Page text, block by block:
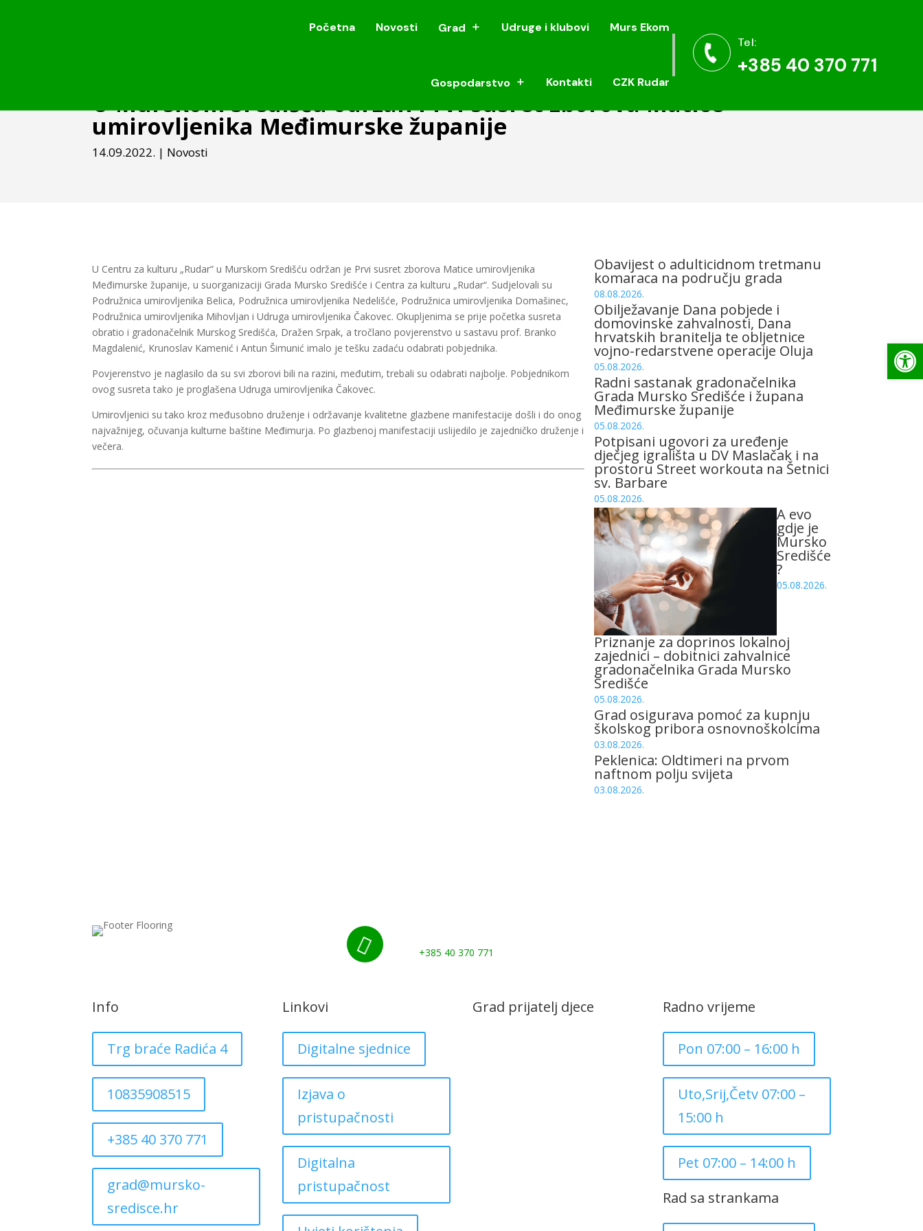
Početna Novosti Grad Udruge i klubovi Murs Ekom
Gospodarstvo Kontakti CZK Rudar

Tel:
+385 40 370 771
Početna Novosti Grad Udruge i klubovi Murs Ekom
Gospodarstvo Kontakti CZK Rudar

Tel:
+385 40 370 771
U Murskom Središću održan Prvi susret zborova Matice
umirovljenika Međimurske županije
14.09.2022. | Novosti
U Centru za kulturu „Rudar“ u Murskom Središću održan je Prvi susret zborova Matice umirovljenika
Međimurske županije, u suorganizaciji Grada Mursko Središće i Centra za kulturu „Rudar“. Sudjelovali su
Podružnica umirovljenika Belica, Podružnica umirovljenika Nedelišće, Podružnica umirovljenika Domašinec,
Podružnica umirovljenika Mihovljan i Udruga umirovljenika Čakovec. Okupljenima se prije početka susreta
obratio i gradonačelnik Murskog Središća, Dražen Srpak, a tročlano povjerenstvo u sastavu prof. Branko
Magdalenić, Krunoslav Kamenić i Antun Šimunić imalo je tešku zadaću odabrati pobjednika.
Povjerenstvo je naglasilo da su svi zborovi bili na razini, međutim, trebali su odabrati najbolje. Pobjednikom
ovog susreta tako je proglašena Udruga umirovljenika Čakovec.
Umirovljenici su tako kroz međusobno druženje i održavanje kvalitetne glazbene manifestacije došli i do onog
najvažnijeg, očuvanja kulturne baštine Međimurja. Po glazbenoj manifestaciji uslijedilo je zajedničko druženje i
večera.
Obavijest o adulticidnom tretmanu
komaraca na području grada
08.08.2026.
Obilježavanje Dana pobjede i
domovinske zahvalnosti, Dana
hrvatskih branitelja te obljetnice
vojno-redarstvene operacije Oluja
05.08.2026.
Radni sastanak gradonačelnika
Grada Mursko Središće i župana
Međimurske županije
05.08.2026.
Potpisani ugovori za uređenje
dječjeg igrališta u DV Maslačak i na
prostoru Street workouta na Šetnici
sv. Barbare
05.08.2026.
A evo
gdje je
Mursko
Središće
?
05.08.2026.
Priznanje za doprinos lokalnoj
zajednici – dobitnici zahvalnice
gradonačelnika Grada Mursko
Središće
05.08.2026.
Grad osigurava pomoć za kupnju
školskog pribora osnovnoškolcima
03.08.2026.
Peklenica: Oldtimeri na prvom
naftnom polju svijeta
03.08.2026.
 +385 40 370 771
Info
Trg braće Radića 4
10835908515
+385 40 370 771
grad@mursko-
sredisce.hr
Linkovi
Digitalne sjednice
Izjava o
pristupačnosti
Digitalna
pristupačnost
Grad prijatelj djece Radno vrijeme
Pon 07:00 – 16:00 h
Uto,Srij,Četv 07:00 –
15:00 h
Pet 07:00 – 14:00 h
Rad sa strankama